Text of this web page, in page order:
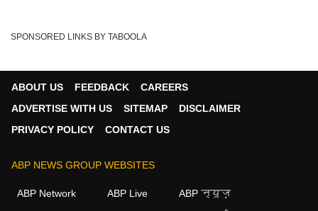
25 May 2026 01:08 PM (IST)
see more
SPONSORED LINKS BY TABOOLA
ABOUT US FEEDBACK
CAREERS
ADVERTISE WITH US
SITEMAP
DISCLAIMER
PRIVACY POLICY
CONTACT US
ABP NEWS GROUP WEBSITES
ABP Network ABP Live
ABP न्यूज़